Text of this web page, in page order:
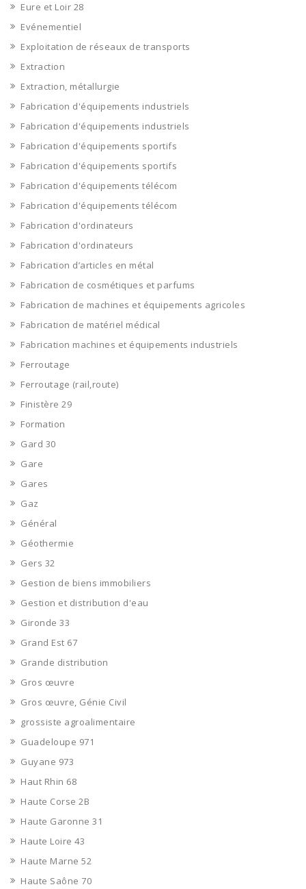
Eure et Loir 28
Evénementiel
Exploitation de réseaux de transports
Extraction
Extraction, métallurgie
Fabrication d'équipements industriels
Fabrication d'équipements industriels
Fabrication d'équipements sportifs
Fabrication d'équipements sportifs
Fabrication d'équipements télécom
Fabrication d'équipements télécom
Fabrication d'ordinateurs
Fabrication d'ordinateurs
Fabrication d’articles en métal
Fabrication de cosmétiques et parfums
Fabrication de machines et équipements agricoles
Fabrication de matériel médical
Fabrication machines et équipements industriels
Ferroutage
Ferroutage (rail,route)
Finistère 29
Formation
Gard 30
Gare
Gares
Gaz
Général
Géothermie
Gers 32
Gestion de biens immobiliers
Gestion et distribution d'eau
Gironde 33
Grand Est 67
Grande distribution
Gros œuvre
Gros œuvre, Génie Civil
grossiste agroalimentaire
Guadeloupe 971
Guyane 973
Haut Rhin 68
Haute Corse 2B
Haute Garonne 31
Haute Loire 43
Haute Marne 52
Haute Saône 70